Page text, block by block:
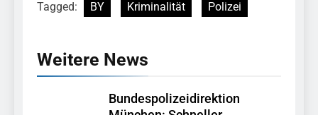
Tagged: BY Kriminalität Polizei
Weitere News
Bundespolizeidirektion